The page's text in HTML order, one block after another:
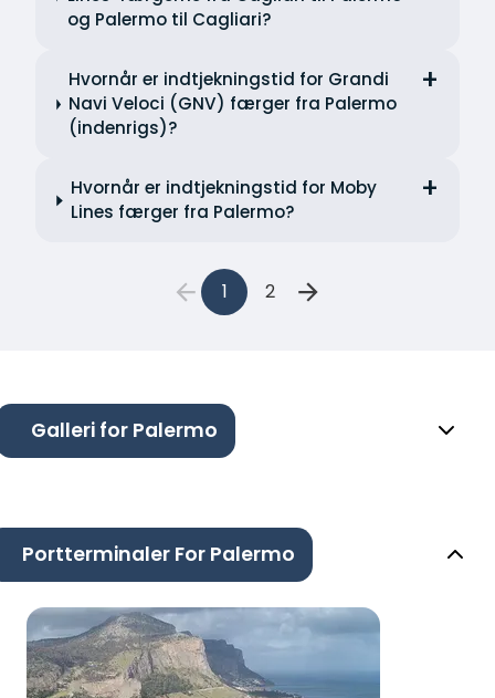
og Palermo til Cagliari?
Hvornår er indtjekningstid for Grandi
Navi Veloci (GNV) færger fra Palermo
(indenrigs)?
Hvornår er indtjekningstid for Moby
Lines færger fra Palermo?
1 2
Galleri for Palermo
Portterminaler For Palermo